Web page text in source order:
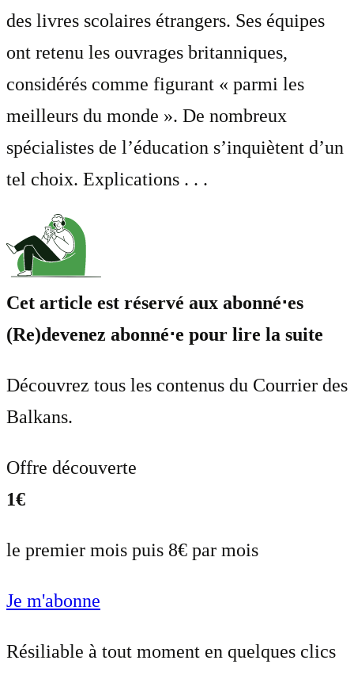
des livres scolaires étrangers. Ses équipes
ont retenu les ouvrages britanniques,
considérés comme figurant « parmi les
meilleurs du monde ». De nombreux
spécialistes de l’éducation s’inquiètent d’un
tel choix. Explications . . .
Cet article est réservé aux abonné⋅es
(Re)devenez abonné⋅e pour lire la suite
Découvrez tous les contenus du Courrier des
Balkans.
Offre découverte
1€
le premier mois puis 8€ par mois
Je m'abonne
Résiliable à tout moment en quelques clics